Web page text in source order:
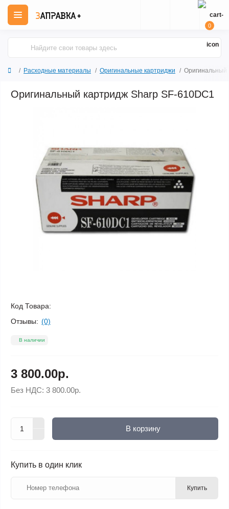
0
Расходные материалы Оригинальные картриджи Оригинальный
Оригинальный картридж Sharp SF-610DC1
Код Товара:
Отзывы: (0)
В наличии
3 800.00р.
Без НДС: 3 800.00р.
В корзину
Купить в один клик
Купить